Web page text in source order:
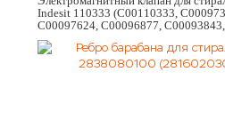
Indesit 110333 (C00110333,
C00097624, C00096877,